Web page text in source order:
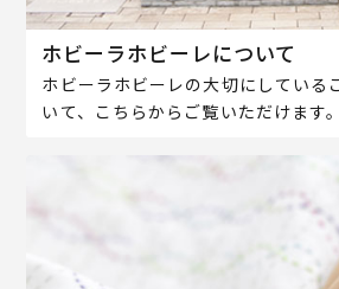
ホビーラホビーレについて
ホビーラホビーレの大切にしている
いて、こちらからご覧いただけます。